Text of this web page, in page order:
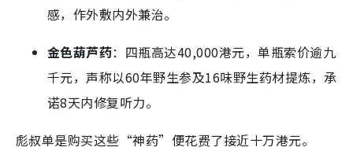
感，作外敷内外兼治。
金色葫芦药：四瓶高达40,000港元，单瓶索价逾九
千元，声称以60年野生参及16味野生药材提炼，承
诺8天内修复听力。
彪叔单是购买这些“神药”便花费了接近十万港元。